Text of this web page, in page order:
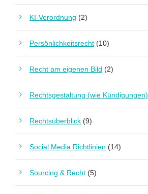
KI-Verordnung (2)
Persönlichkeitsrecht (10)
Recht am eigenen Bild (2)
Rechtsgestaltung (wie Kündigungen)
Rechtsüberblick (9)
Social Media Richtlinien (14)
Sourcing & Recht (5)